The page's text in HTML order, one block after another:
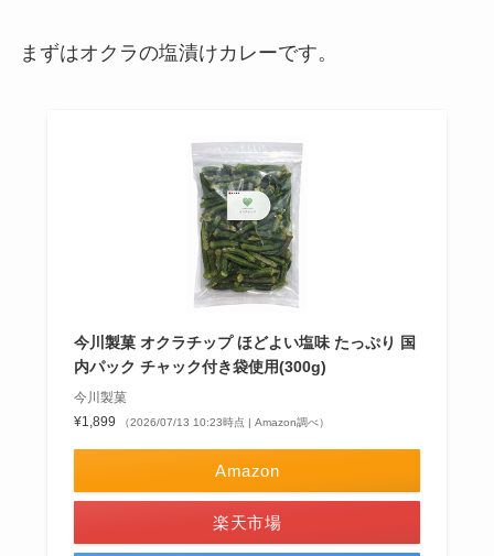
まずはオクラの塩漬けカレーです。
今川製菓 オクラチップ ほどよい塩味 たっぷり 国
内パック チャック付き袋使用(300g)
今川製菓
¥1,899
（2026/07/13 10:23時点 | Amazon調べ）
Amazon
楽天市場